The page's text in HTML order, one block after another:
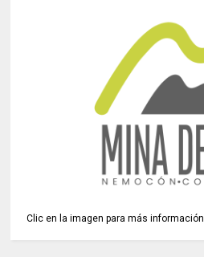
Clic en la imagen para más información